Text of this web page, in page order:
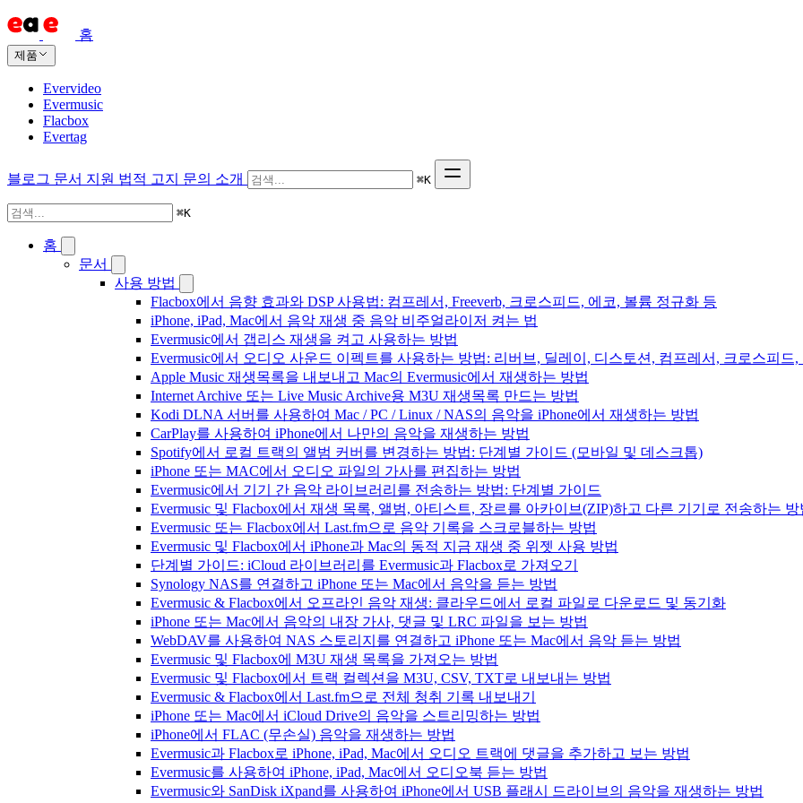
홈
제품
Evervideo
Evermusic
Flacbox
Evertag
블로그 문서 지원 법적 고지 문의 소개 ⌘K
⌘K
홈
문서
사용 방법
Flacbox에서 음향 효과와 DSP 사용법: 컴프레서, Freeverb, 크로스피드, 에코, 볼륨 정규화 등
iPhone, iPad, Mac에서 음악 재생 중 음악 비주얼라이저 켜는 법
Evermusic에서 갭리스 재생을 켜고 사용하는 방법
Evermusic에서 오디오 사운드 이펙트를 사용하는 방법: 리버브, 딜레이, 디스토션, 컴프레서, 크로스피드
Apple Music 재생목록을 내보내고 Mac의 Evermusic에서 재생하는 방법
Internet Archive 또는 Live Music Archive용 M3U 재생목록 만드는 방법
Kodi DLNA 서버를 사용하여 Mac / PC / Linux / NAS의 음악을 iPhone에서 재생하는 방법
CarPlay를 사용하여 iPhone에서 나만의 음악을 재생하는 방법
Spotify에서 로컬 트랙의 앨범 커버를 변경하는 방법: 단계별 가이드 (모바일 및 데스크톱)
iPhone 또는 MAC에서 오디오 파일의 가사를 편집하는 방법
Evermusic에서 기기 간 음악 라이브러리를 전송하는 방법: 단계별 가이드
Evermusic 및 Flacbox에서 재생 목록, 앨범, 아티스트, 장르를 아카이브(ZIP)하고 다른 기기로 전송하는 방
Evermusic 또는 Flacbox에서 Last.fm으로 음악 기록을 스크로블하는 방법
Evermusic 및 Flacbox에서 iPhone과 Mac의 동적 지금 재생 중 위젯 사용 방법
단계별 가이드: iCloud 라이브러리를 Evermusic과 Flacbox로 가져오기
Synology NAS를 연결하고 iPhone 또는 Mac에서 음악을 듣는 방법
Evermusic & Flacbox에서 오프라인 음악 재생: 클라우드에서 로컬 파일로 다운로드 및 동기화
iPhone 또는 Mac에서 음악의 내장 가사, 댓글 및 LRC 파일을 보는 방법
WebDAV를 사용하여 NAS 스토리지를 연결하고 iPhone 또는 Mac에서 음악 듣는 방법
Evermusic 및 Flacbox에 M3U 재생 목록을 가져오는 방법
Evermusic 및 Flacbox에서 트랙 컬렉션을 M3U, CSV, TXT로 내보내는 방법
Evermusic & Flacbox에서 Last.fm으로 전체 청취 기록 내보내기
iPhone 또는 Mac에서 iCloud Drive의 음악을 스트리밍하는 방법
iPhone에서 FLAC (무손실) 음악을 재생하는 방법
Evermusic과 Flacbox로 iPhone, iPad, Mac에서 오디오 트랙에 댓글을 추가하고 보는 방법
Evermusic를 사용하여 iPhone, iPad, Mac에서 오디오북 듣는 방법
Evermusic와 SanDisk iXpand를 사용하여 iPhone에서 USB 플래시 드라이브의 음악을 재생하는 방법